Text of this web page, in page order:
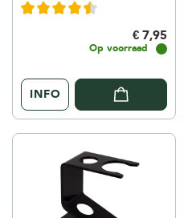
€ 7,95
Op voorraad
INFO